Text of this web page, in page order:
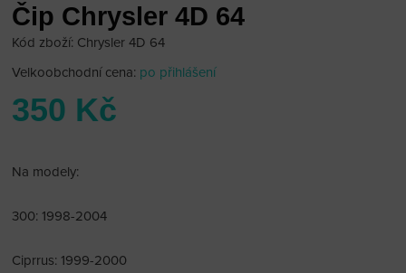
Čip Chrysler 4D 64
Kód zboží: Chrysler 4D 64
Velkoobchodní cena: po přihlášení
350 Kč
Na modely:
300: 1998-2004
Ciprrus: 1999-2000